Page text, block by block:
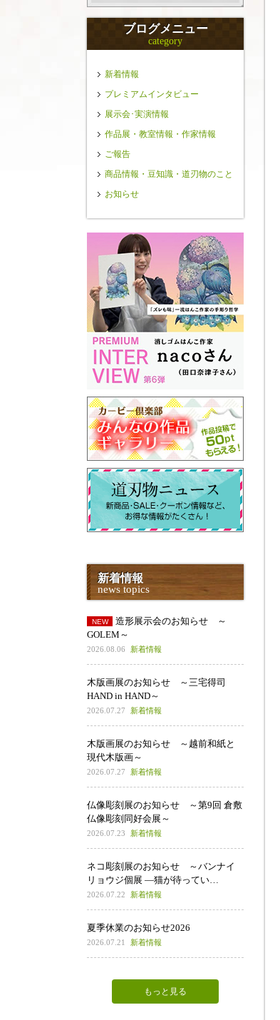
ブログメニュー
category
新着情報
プレミアムインタビュー
展示会･実演情報
作品展・教室情報・作家情報
ご報告
商品情報・豆知識・道刃物のこと
お知らせ
新着情報
news topics
造形展示会のお知らせ ～
GOLEM～
2026.08.06 新着情報
木版画展のお知らせ ～三宅得司
HAND in HAND～
2026.07.27 新着情報
木版画展のお知らせ ～越前和紙と
現代木版画～
2026.07.27 新着情報
仏像彫刻展のお知らせ ～第9回 倉敷
仏像彫刻同好会展～
2026.07.23 新着情報
ネコ彫刻展のお知らせ ～バンナイ
リョウジ個展 ―猫が待ってい…
2026.07.22 新着情報
夏季休業のお知らせ2026
2026.07.21 新着情報
もっと見る